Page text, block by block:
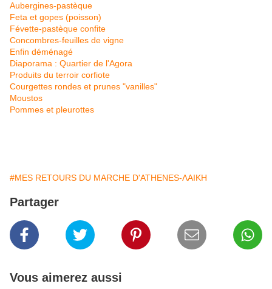
Aubergines-pastèque
Feta et gopes (poisson)
Févette-pastèque confite
Concombres-feuilles de vigne
Enfin déménagé
Diaporama : Quartier de l'Agora
Produits du terroir corfiote
Courgettes rondes et prunes "vanilles"
Moustos
Pommes et pleurottes
#MES RETOURS DU MARCHE D'ATHENES-ΛΑΙΚΗ
Partager
Vous aimerez aussi